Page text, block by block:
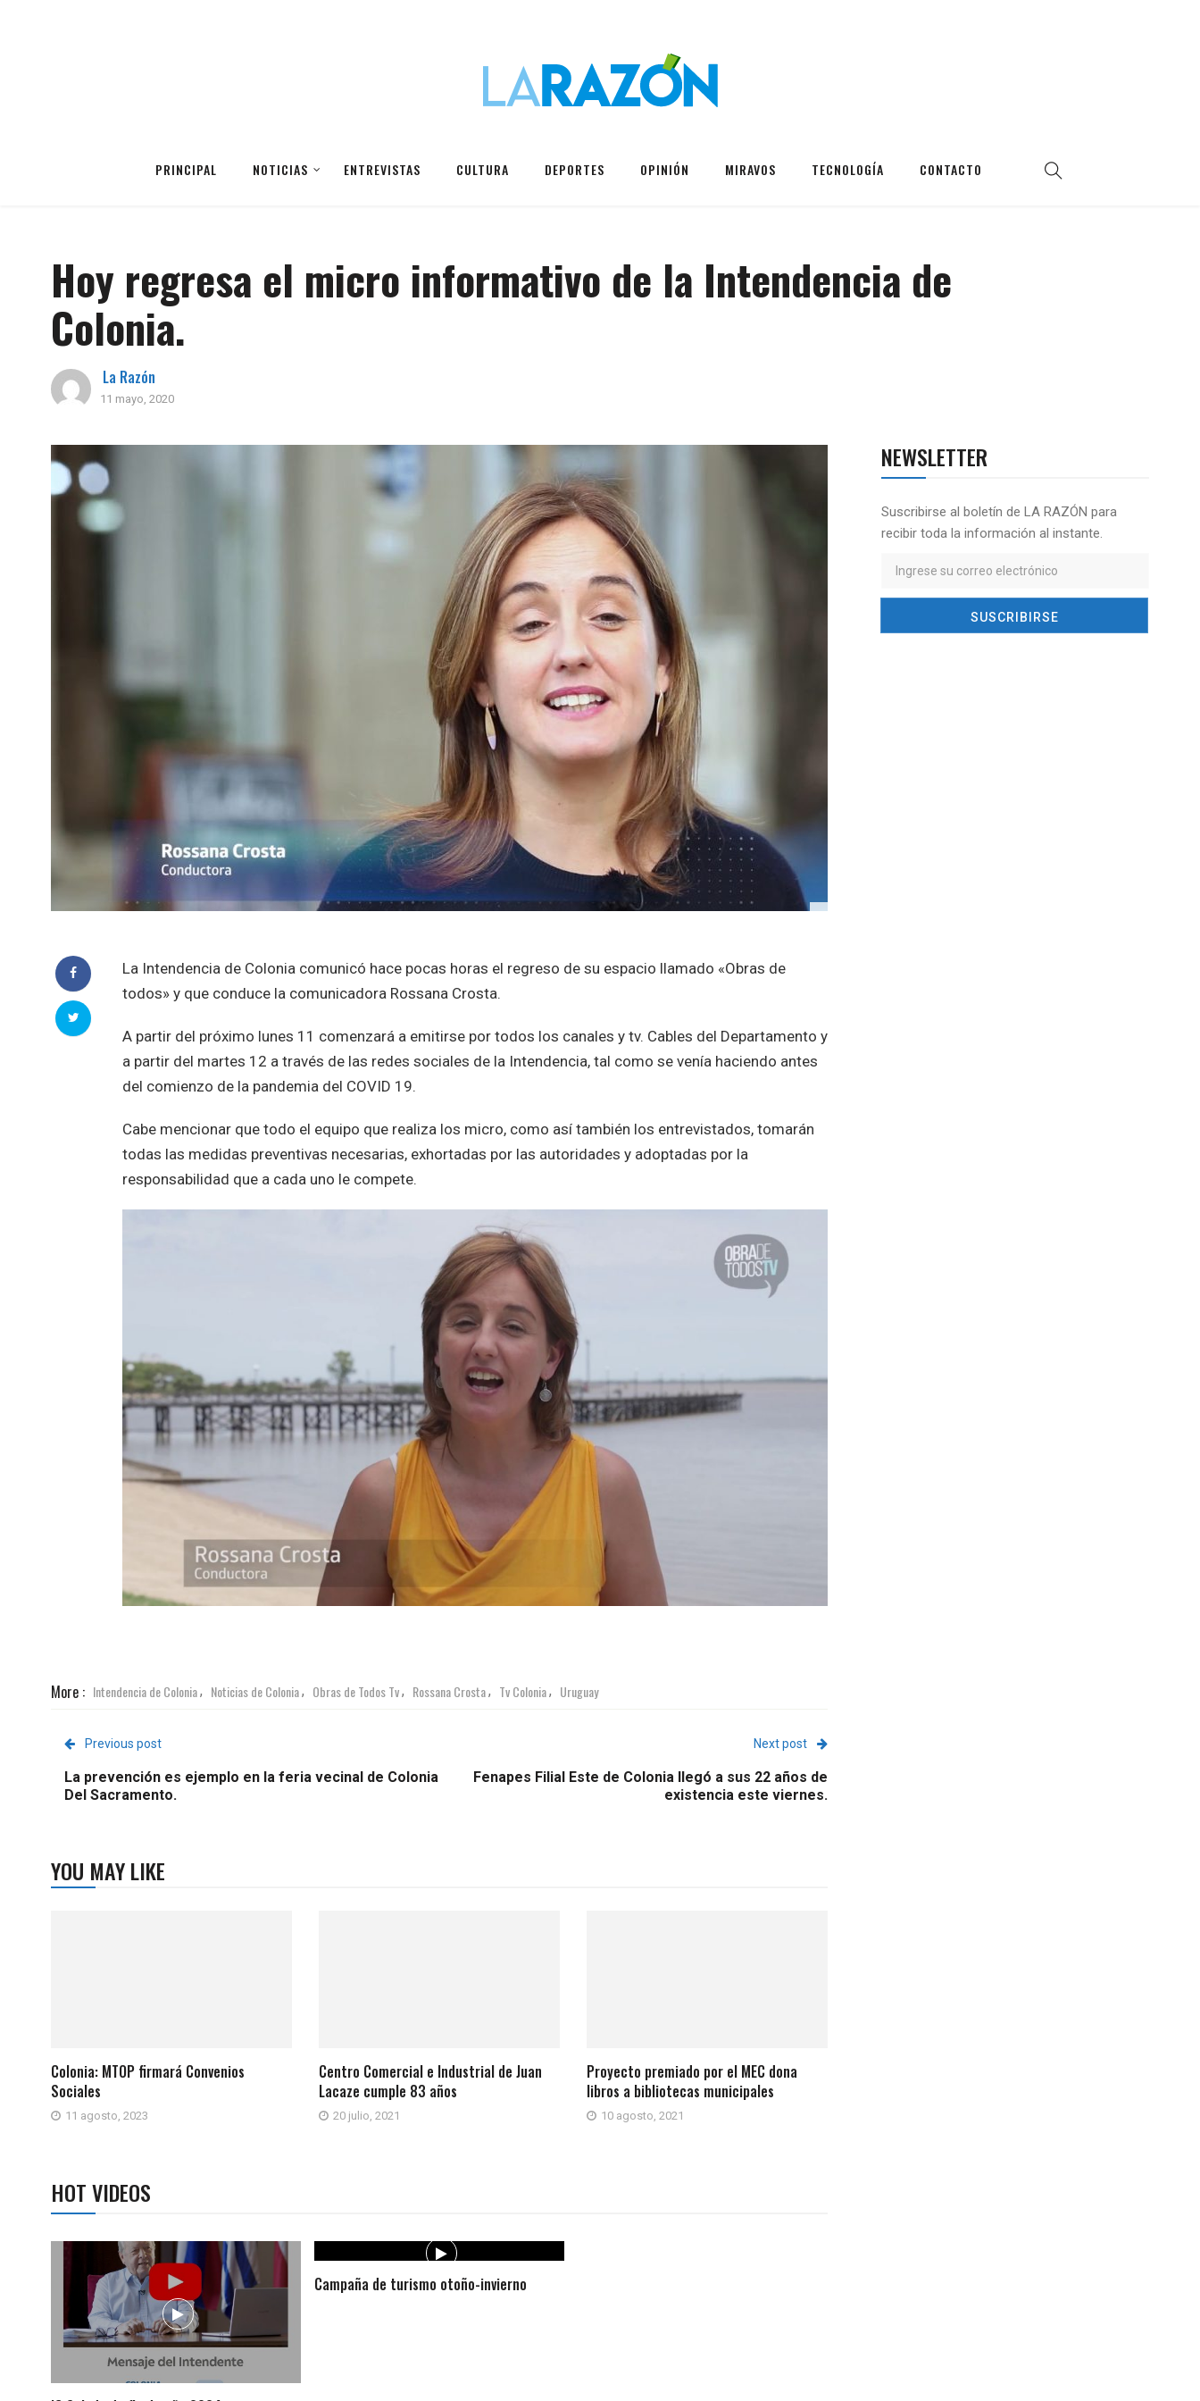
PRINCIPAL NOTICIAS ENTREVISTAS CULTURA DEPORTES OPINIÓN MIRAVOS TECNOLOGÍA CONTACTO
Hoy regresa el micro informativo de la Intendencia de
Colonia.
La Razón
11 mayo, 2020
La Intendencia de Colonia comunicó hace pocas horas el regreso de su espacio llamado «Obras de
todos» y que conduce la comunicadora Rossana Crosta.
A partir del próximo lunes 11 comenzará a emitirse por todos los canales y tv. Cables del Departamento y
a partir del martes 12 a través de las redes sociales de la Intendencia, tal como se venía haciendo antes
del comienzo de la pandemia del COVID 19.
Cabe mencionar que todo el equipo que realiza los micro, como así también los entrevistados, tomarán
todas las medidas preventivas necesarias, exhortadas por las autoridades y adoptadas por la
responsabilidad que a cada uno le compete.
More : Intendencia de Colonia, Noticias de Colonia, Obras de Todos Tv, Rossana Crosta, Tv Colonia, Uruguay
Previous post
La prevención es ejemplo en la feria vecinal de Colonia
Del Sacramento.
Next post
Fenapes Filial Este de Colonia llegó a sus 22 años de
existencia este viernes.
YOU MAY LIKE
Colonia: MTOP firmará Convenios
Sociales
11 agosto, 2023
Centro Comercial e Industrial de Juan
Lacaze cumple 83 años
20 julio, 2021
Proyecto premiado por el MEC dona
libros a bibliotecas municipales
10 agosto, 2021
HOT VIDEOS
Campaña de turismo otoño-invierno
NEWSLETTER
Suscribirse al boletín de LA RAZÓN para
recibir toda la información al instante.